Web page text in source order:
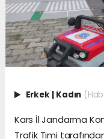
Erkek | Kadın
Kars İl Jandarma
Trafik Timi